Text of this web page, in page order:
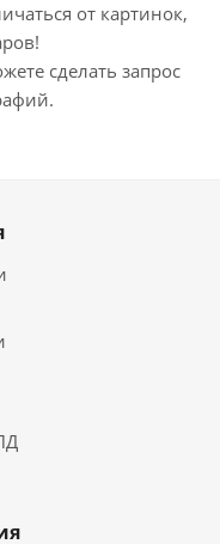
от картинок,
сделать запрос